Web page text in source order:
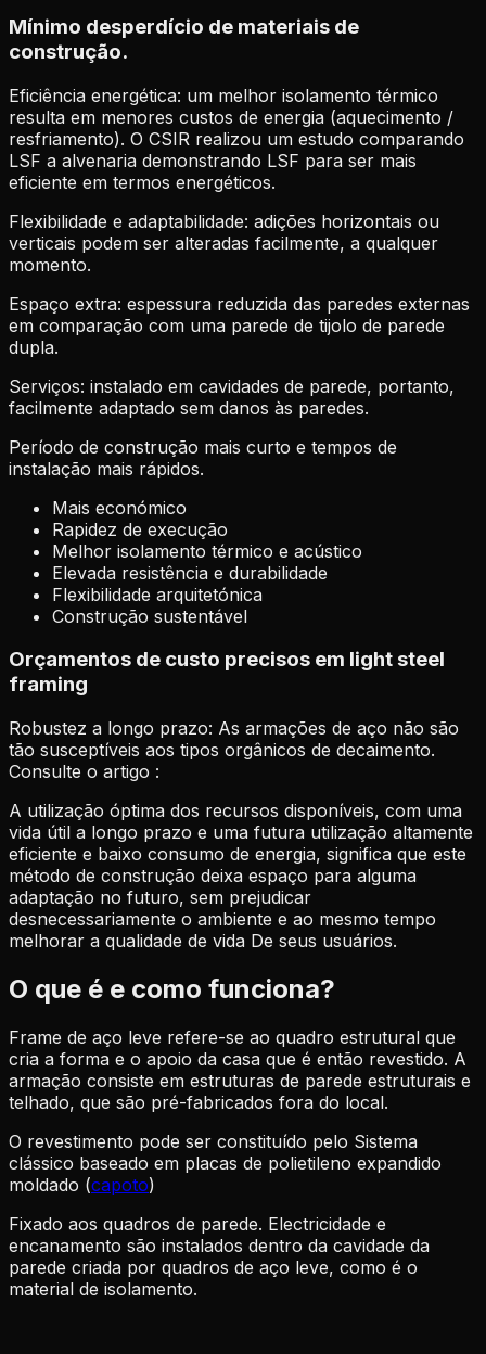
Mínimo desperdício de materiais de
construção.
Eficiência energética: um melhor isolamento térmico
resulta em menores custos de energia (aquecimento /
resfriamento). O CSIR realizou um estudo comparando
LSF a alvenaria demonstrando LSF para ser mais
eficiente em termos energéticos.
Flexibilidade e adaptabilidade: adições horizontais ou
verticais podem ser alteradas facilmente, a qualquer
momento.
Espaço extra: espessura reduzida das paredes externas
em comparação com uma parede de tijolo de parede
dupla.
Serviços: instalado em cavidades de parede, portanto,
facilmente adaptado sem danos às paredes.
Período de construção mais curto e tempos de
instalação mais rápidos.
Mais económico
Rapidez de execução
Melhor isolamento térmico e acústico
Elevada resistência e durabilidade
Flexibilidade arquitetónica
Construção sustentável
Orçamentos de custo precisos em light steel
framing
Robustez a longo prazo: As armações de aço não são
tão susceptíveis aos tipos orgânicos de decaimento.
Consulte o artigo :
A utilização óptima dos recursos disponíveis, com uma
vida útil a longo prazo e uma futura utilização altamente
eficiente e baixo consumo de energia, significa que este
método de construção deixa espaço para alguma
adaptação no futuro, sem prejudicar
desnecessariamente o ambiente e ao mesmo tempo
melhorar a qualidade de vida De seus usuários.
O que é e como funciona?
Frame de aço leve refere-se ao quadro estrutural que
cria a forma e o apoio da casa que é então revestido. A
armação consiste em estruturas de parede estruturais e
telhado, que são pré-fabricados fora do local.
O revestimento pode ser constituído pelo Sistema
clássico baseado em placas de polietileno expandido
moldado (capoto)
Fixado aos quadros de parede. Electricidade e
encanamento são instalados dentro da cavidade da
parede criada por quadros de aço leve, como é o
material de isolamento.